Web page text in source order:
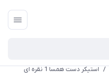
/ استیکر دست همسا 1 نقره ای